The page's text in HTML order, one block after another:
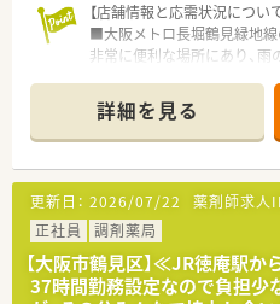
配属店舗内の、なるべく年齢
２年目以降は自らがオーベ
知識を復習します。
⇒薬学知識や店舗管理知識
Learning研修。
疾患や薬剤の基礎知識、主
り、在宅医療やOTC、管理者
ラムを継続的に学んでいきま
≪システム化が進んでいます
■業務効率化の為、自社開発
導入しています。
最新の情報や現場で働く薬
【店舗情報と応需状況について
■大阪メトロ長堀鶴見緑地
非常に便利な場所にあり、
■隣接する総合病院であるコ
ほどの多岐にわたる処方箋
できます。
■薬剤師は常勤4名にパート
り、事務スタッフも複数名在
働けます。
【法人特徴について】
■1999年に設立され、大阪
的ではなく地域住民の健康
詳細を見る
更新日： 2026/07/22 薬剤師求人
正社員
調剤薬局
【大阪市鶴見区】≪JR徳庵駅
37時間勤務設定なので負担少